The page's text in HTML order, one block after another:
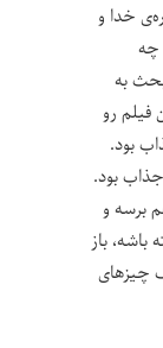
خدا و
چه
به
فیلم رو
بود.
بود.
برسه و
باشه، باز
چیزهای